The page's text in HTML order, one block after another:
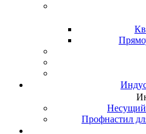
Несущий
Профнастил